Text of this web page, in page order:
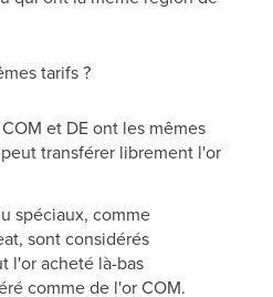
tarifs ?
et DE ont les mêmes
transférer librement l'or
spéciaux, comme
sont considérés
l'or acheté là-bas
comme de l'or COM.